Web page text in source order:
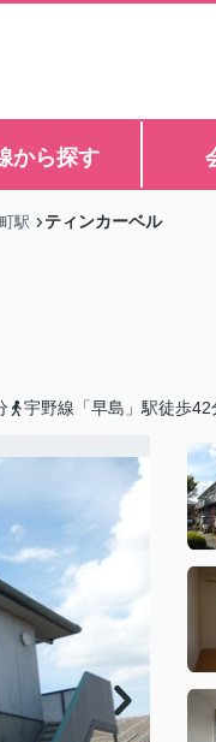
から探す
駅 ティンカーベル
宇野線「早島」駅徒歩42